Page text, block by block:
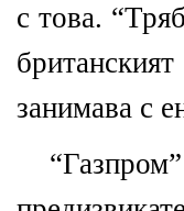
с това.
занимава с